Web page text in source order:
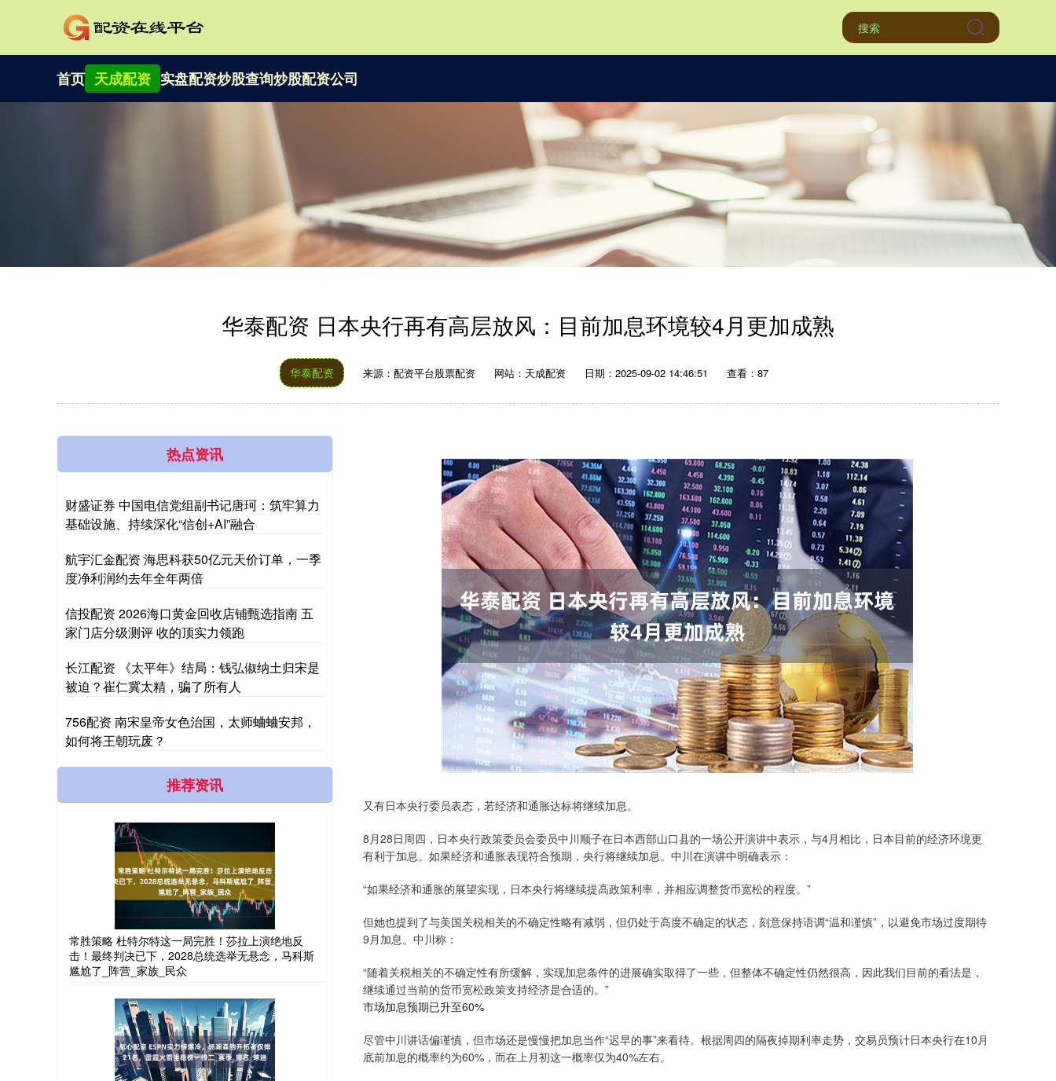
首页 天成配资 实盘配资炒股查询炒股配资公司
华泰配资 日本央行再有高层放风：目前加息环境较4月更加成熟
华泰配资 来源：配资平台股票配资 网站：天成配资 日期：2025-09-02 14:46:51 查看：87
又有日本央行委员表态，若经济和通胀达标将继续加息。
8月28日周四，日本央行政策委员会委员中川顺子在日本西部山口县的一场公开演讲中表示，与4月相比，日本目前的经济环境更
有利于加息。如果经济和通胀表现符合预期，央行将继续加息。中川在演讲中明确表示：
“如果经济和通胀的展望实现，日本央行将继续提高政策利率，并相应调整货币宽松的程度。”
但她也提到了与美国关税相关的不确定性略有减弱，但仍处于高度不确定的状态，刻意保持语调“温和谨慎”，以避免市场过度期待
9月加息。中川称：
“随着关税相关的不确定性有所缓解，实现加息条件的进展确实取得了一些，但整体不确定性仍然很高，因此我们目前的看法是，
继续通过当前的货币宽松政策支持经济是合适的。”
市场加息预期已升至60%
尽管中川讲话偏谨慎，但市场还是慢慢把加息当作“迟早的事”来看待。根据周四的隔夜掉期利率走势，交易员预计日本央行在10月
底前加息的概率约为60%，而在上月初这一概率仅为40%左右。
热点资讯
财盛证券 中国电信党组副书记唐珂：筑牢算力
基础设施、持续深化“信创+AI”融合
航宇汇金配资 海思科获50亿元天价订单，一季
度净利润约去年全年两倍
信投配资 2026海口黄金回收店铺甄选指南 五
家门店分级测评 收的顶实力领跑
长江配资 《太平年》结局：钱弘俶纳土归宋是
被迫？崔仁冀太精，骗了所有人
756配资 南宋皇帝女色治国，太师蛐蛐安邦，
如何将王朝玩废？
推荐资讯
常胜策略 杜特尔特这一局完胜！莎拉上演绝地反
击！最终判决已下，2028总统选举无悬念，马科斯
尴尬了_阵营_家族_民众